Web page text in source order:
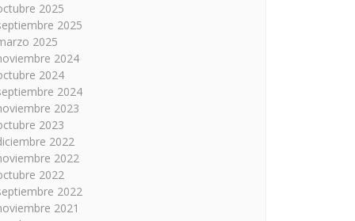
2025
2025
2025
2024
2024
2024
2023
2023
2022
2022
2022
2022
2021